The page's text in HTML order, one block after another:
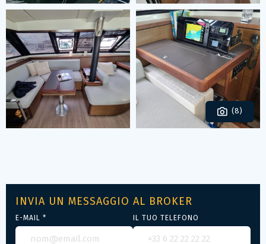
(8)
INVIA UN MESSAGGIO AL BROKER
E-MAIL * IL TUO TELEFONO